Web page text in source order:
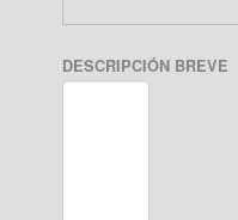
DESCRIPCIÓN BREVE